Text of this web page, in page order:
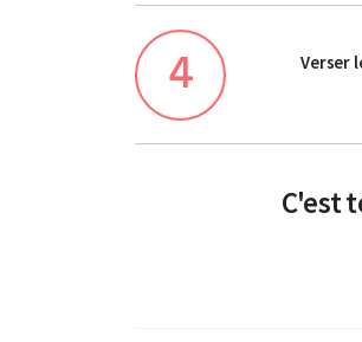
Verser
C'est